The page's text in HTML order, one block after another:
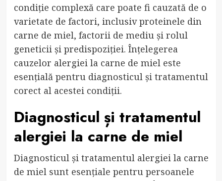
condiție complexă care poate fi cauzată de o
varietate de factori, inclusiv proteinele din
carne de miel, factorii de mediu și rolul
geneticii și predispoziției. Înțelegerea
cauzelor alergiei la carne de miel este
esențială pentru diagnosticul și tratamentul
corect al acestei condiții.
Diagnosticul și tratamentul
alergiei la carne de miel
Diagnosticul și tratamentul alergiei la carne
de miel sunt esențiale pentru persoanele